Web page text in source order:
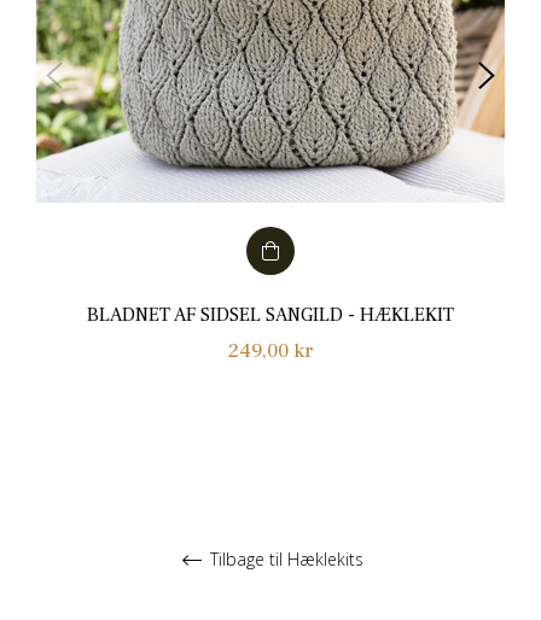
BLADNET AF SIDSEL SANGILD - HÆKLEKIT
Normalpris
249,00 kr
Tilbage til Hæklekits